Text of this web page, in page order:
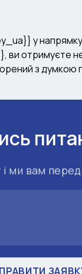
у напрямку
отримуєте
з думкою
і ми вам